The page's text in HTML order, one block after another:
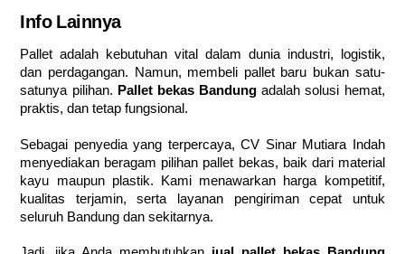
Info Lainnya
Pallet adalah kebutuhan vital dalam dunia industri, logistik,
dan perdagangan. Namun, membeli pallet baru bukan satu-
satunya pilihan. Pallet bekas Bandung adalah solusi hemat,
praktis, dan tetap fungsional.
Sebagai penyedia yang terpercaya, CV Sinar Mutiara Indah
menyediakan beragam pilihan pallet bekas, baik dari material
kayu maupun plastik. Kami menawarkan harga kompetitif,
kualitas terjamin, serta layanan pengiriman cepat untuk
seluruh Bandung dan sekitarnya.